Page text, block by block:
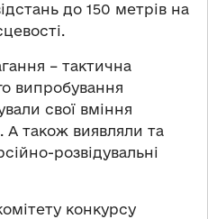
до 150 метрів на
– тактична
випробування
свої вміння
А також виявляли та
розвідувальні
конкурсу